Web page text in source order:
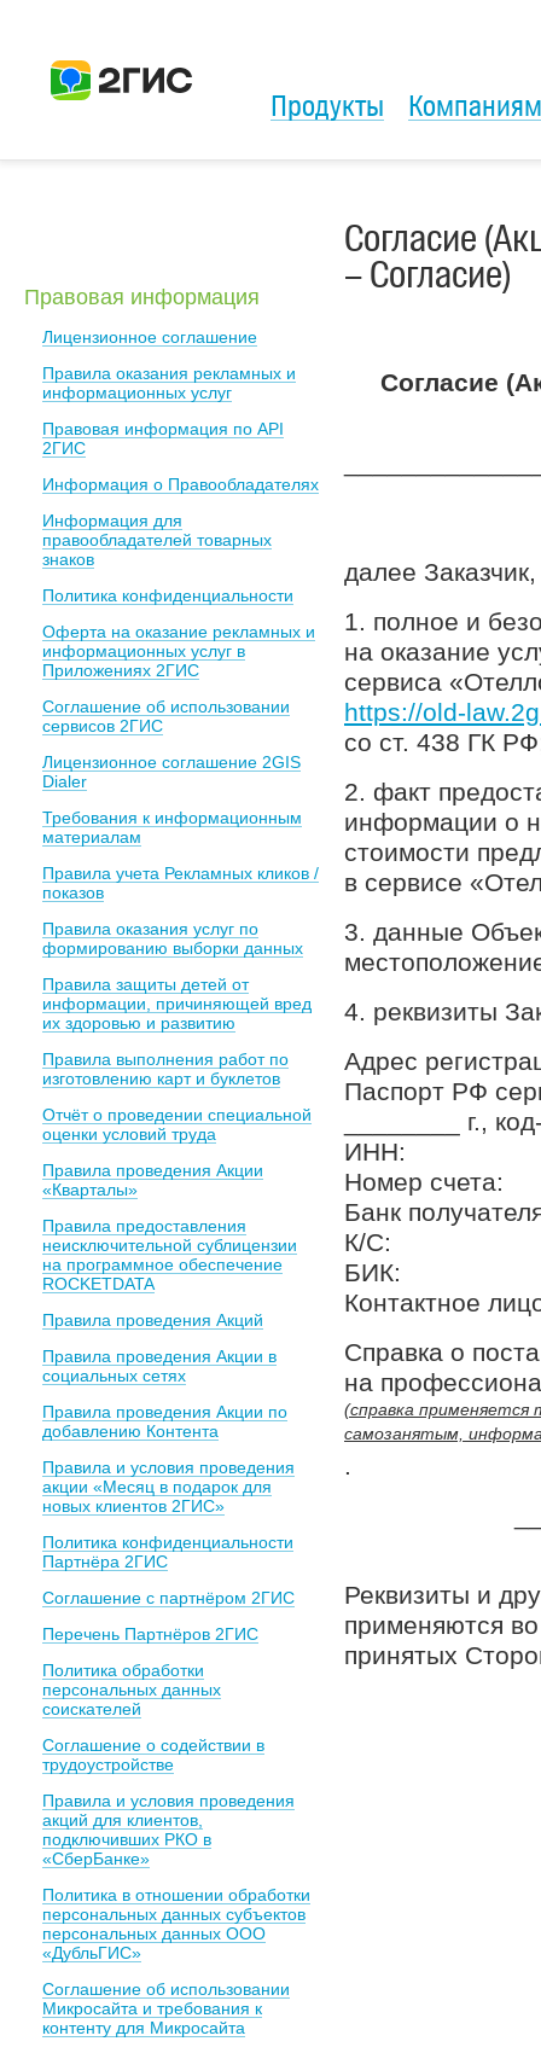
Продукты Компаниям
Правовая информация
Лицензионное соглашение
Правила оказания рекламных и
информационных услуг
Правовая информация по API
2ГИС
Информация о Правообладателях
Информация для
правообладателей товарных
знаков
Политика конфиденциальности
Оферта на оказание рекламных и
информационных услуг в
Приложениях 2ГИС
Соглашение об использовании
сервисов 2ГИС
Лицензионное соглашение 2GIS
Dialer
Требования к информационным
материалам
Правила учета Рекламных кликов /
показов
Правила оказания услуг по
формированию выборки данных
Правила защиты детей от
информации, причиняющей вред
их здоровью и развитию
Правила выполнения работ по
изготовлению карт и буклетов
Отчёт о проведении специальной
оценки условий труда
Правила проведения Акции
«Кварталы»
Правила предоставления
неисключительной сублицензии
на программное обеспечение
ROCKETDATA
Правила проведения Акций
Правила проведения Акции в
социальных сетях
Правила проведения Акции по
добавлению Контента
Правила и условия проведения
акции «Месяц в подарок для
новых клиентов 2ГИС»
Политика конфиденциальности
Партнёра 2ГИС
Соглашение с партнёром 2ГИС
Перечень Партнёров 2ГИС
Политика обработки
персональных данных
соискателей
Соглашение о содействии в
трудоустройстве
Правила и условия проведения
акций для клиентов,
подключивших РКО в
«СберБанке»
Политика в отношении обработки
персональных данных субъектов
персональных данных ООО
«ДубльГИС»
Соглашение об использовании
Микросайта и требования к
контенту для Микросайта
Согласие
– Согласие)
Согласие
далее
1. полное и
на оказание
сервиса
https://old-
со ст. 438 ГК
2. факт
информации о
стоимости
в сервисе
3. данные
4. реквизиты
Адрес
Паспорт РФ
________ г.,
ИНН:
Номер счета:
Банк
К/С:
БИК:
Контактное
Справка о
на
(справка применяется
самозанятым,
.
Реквизиты и
применяются
принятых